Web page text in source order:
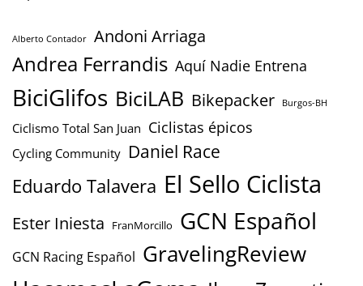
Alberto Contador Andoni Arriaga
Andrea Ferrandis Aquí Nadie Entrena
BiciGlifos BiciLAB Bikepacker Burgos-BH
Ciclismo Total San Juan Ciclistas épicos
Cycling Community Daniel Race
Eduardo Talavera El Sello Ciclista
Ester Iniesta FranMorcillo GCN Español
GCN Racing Español GravelingReview